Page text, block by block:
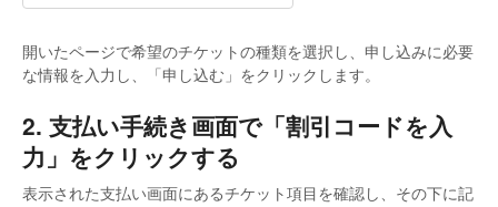
開いたページで希望のチケットの種類を選択し、申し込みに必要
な情報を入力し、「申し込む」をクリックします。
2. 支払い手続き画面で「割引コードを入
力」をクリックする
表示された支払い画面にあるチケット項目を確認し、その下に記